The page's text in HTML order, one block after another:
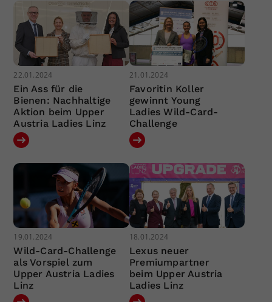
22.01.2024
Ein Ass für die
Bienen: Nachhaltige
Aktion beim Upper
Austria Ladies Linz
21.01.2024
Favoritin Koller
gewinnt Young
Ladies Wild-Card-
Challenge
19.01.2024
Wild-Card-Challenge
als Vorspiel zum
Upper Austria Ladies
Linz
18.01.2024
Lexus neuer
Premiumpartner
beim Upper Austria
Ladies Linz